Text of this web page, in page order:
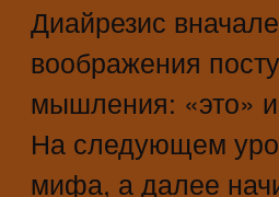
Диайрезис
воображения
мышления: «это»
На следующем
мифа, а далее